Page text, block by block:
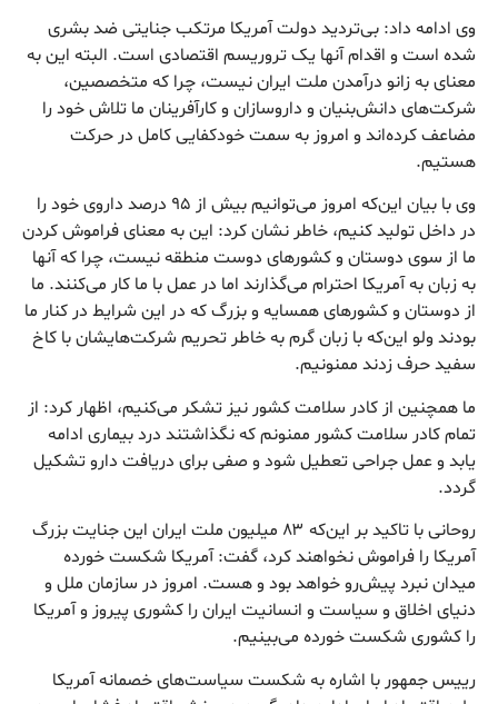
وی ادامه داد: بی‌تردید دولت آمریکا مرتکب جنایتی ضد بشری
شده است و اقدام آنها یک تروریسم اقتصادی است. البته این به
معنای به زانو درآمدن ملت ایران نیست، چرا که متخصصین،
شرکت‌های دانش‌بنیان و داروسازان و کارآفرینان ما تلاش خود را
مضاعف کرده‌اند و امروز به سمت خودکفایی کامل در حرکت
هستیم.
وی با بیان این‌که امروز می‌توانیم بیش از ۹۵ درصد داروی خود را
در داخل تولید کنیم، خاطر نشان کرد: این به معنای فراموش کردن
ما از سوی دوستان و کشورهای دوست منطقه نیست، چرا که آنها
به زبان به آمریکا احترام می‌گذارند اما در عمل با ما کار می‌کنند. ما
از دوستان و کشورهای همسایه و بزرگ که در این شرایط در کنار ما
بودند ولو این‌که با زبان گرم به خاطر تحریم شرکت‌هایشان با کاخ
سفید حرف زدند ممنونیم.
ما همچنین از کادر سلامت کشور نیز تشکر می‌کنیم، اظهار کرد: از
تمام کادر سلامت کشور ممنونم که نگذاشتند درد بیماری ادامه
یابد و عمل جراحی تعطیل شود و صفی برای دریافت دارو تشکیل
گردد.
روحانی با تاکید بر این‌که ۸۳ میلیون ملت ایران این جنایت بزرگ
آمریکا را فراموش نخواهند کرد، گفت: آمریکا شکست خورده
میدان نبرد پیش‌رو خواهد بود و هست. امروز در سازمان ملل و
دنیای اخلاق و سیاست و انسانیت ایران را کشوری پیروز و آمریکا
را کشوری شکست خورده می‌بینیم.
رییس جمهور با اشاره به شکست سیاست‌های خصمانه آمریکا